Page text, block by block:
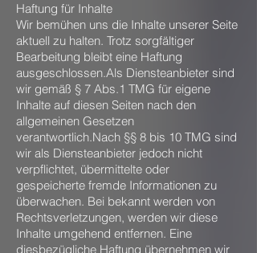
Haftung für Inhalte
Wir bemühen uns die Inhalte unserer Seite
aktuell zu halten. Trotz sorgfältiger
Bearbeitung bleibt eine Haftung
ausgeschlossen.Als Diensteanbieter sind
wir gemäß § 7 Abs.1 TMG für eigene
Inhalte auf diesen Seiten nach den
allgemeinen Gesetzen
verantwortlich.Nach §§ 8 bis 10 TMG sind
wir als Diensteanbieter jedoch nicht
verpflichtet, übermittelte oder
gespeicherte fremde Informationen zu
überwachen. Bei bekannt werden von
Rechtsverletzungen, werden wir diese
Inhalte umgehend entfernen. Eine
diesbezügliche Haftung übernehmen wir